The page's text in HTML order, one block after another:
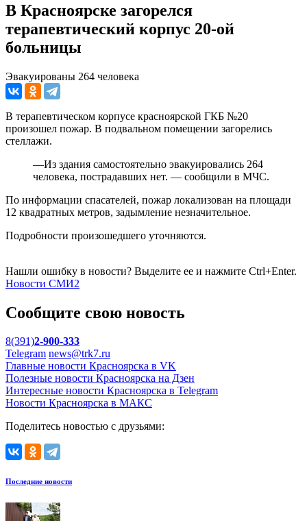
В Красноярске загорелся
терапевтический корпус 20-ой
больницы
Эвакуированы 264 человека
В терапевтическом корпусе красноярской ГКБ №20
произошел пожар. В подвальном помещении загорелись
стеллажи.
—Из здания самостоятельно эвакуировались 264
человека, пострадавших нет. — сообщили в МЧС.
По информации спасателей, пожар локализован на площади
12 квадратных метров, задымление незначительное.
Подробности произошедшего уточняются.
Нашли ошибку в новости? Выделите ее и нажмите Ctrl+Enter.
Новости СМИ2
Сообщите свою новость
8(391)2-900-333
Telegram news@trk7.ru
Главные новости Красноярска в VK
Полезные новости Красноярска на Дзен
Интересные новости Красноярска в Telegram
Новости Красноярска в МАКС
Поделитесь новостью с друзьями:
Последние новости